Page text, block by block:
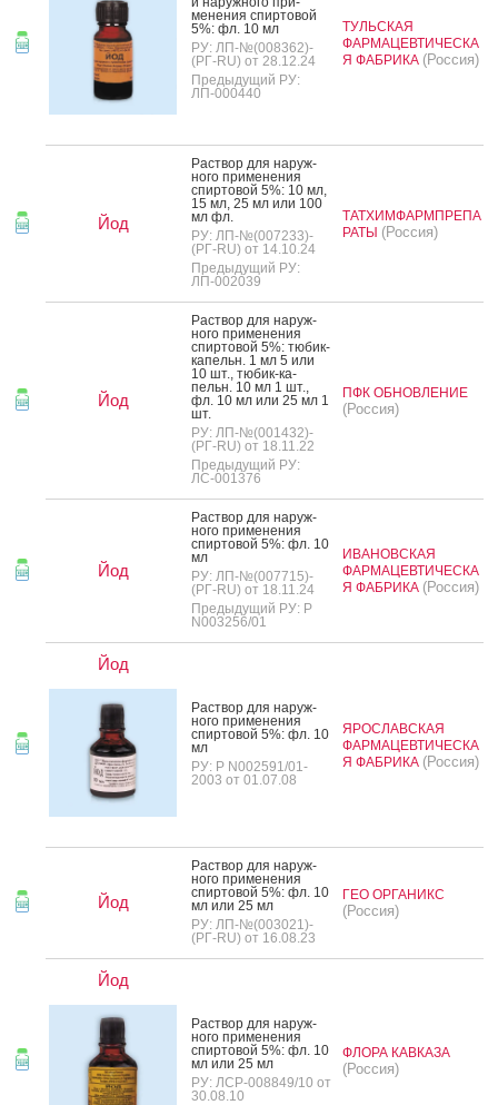
мене­ния спир­то­вой
5%: фл. 10 мл
РУ: ЛП-№(008362)-
(РГ-RU) от 28.12.24
Предыдущий РУ:
ЛП-000440
ТУЛЬСКАЯ
ФАРМАЦЕВТИЧЕСКА
Я ФАБРИКА (Россия)
Йод
Рас­твор для на­руж­
но­го при­мене­ния
спир­то­вой 5%: 10 мл,
15 мл, 25 мл или 100
мл фл.
РУ: ЛП-№(007233)-
(РГ-RU) от 14.10.24
Предыдущий РУ:
ЛП-002039
ТАТХИМФАРМПРЕПА
РАТЫ (Россия)
Йод
Рас­твор для на­руж­
но­го при­мене­ния
спир­то­вой 5%: тю­бик-
ка­пельн. 1 мл 5 или
10 шт., тю­бик-ка­
пельн. 10 мл 1 шт.,
фл. 10 мл или 25 мл 1
шт.
РУ: ЛП-№(001432)-
(РГ-RU) от 18.11.22
Предыдущий РУ:
ЛС-001376
ПФК ОБНОВЛЕНИЕ
(Россия)
Йод
Рас­твор для на­руж­
но­го при­мене­ния
спир­то­вой 5%: фл. 10
мл
РУ: ЛП-№(007715)-
(РГ-RU) от 18.11.24
Предыдущий РУ: Р
N003256/01
ИВАНОВСКАЯ
ФАРМАЦЕВТИЧЕСКА
Я ФАБРИКА (Россия)
Йод
Рас­твор для на­руж­
но­го при­мене­ния
спир­то­вой 5%: фл. 10
мл
РУ: Р N002591/01-
2003 от 01.07.08
ЯРОСЛАВСКАЯ
ФАРМАЦЕВТИЧЕСКА
Я ФАБРИКА (Россия)
Йод
Рас­твор для на­руж­
но­го при­мене­ния
спир­то­вой 5%: фл. 10
мл или 25 мл
РУ: ЛП-№(003021)-
(РГ-RU) от 16.08.23
ГЕО ОРГАНИКС
(Россия)
Йод
Рас­твор для на­руж­
но­го при­мене­ния
спир­то­вой 5%: фл. 10
мл или 25 мл
РУ: ЛСР-008849/10 от
30.08.10
ФЛОРА КАВКАЗА
(Россия)